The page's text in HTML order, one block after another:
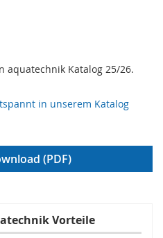
aquatechnik Katalog 25/26.
in unserem Katalog
(PDF)
Vorteile